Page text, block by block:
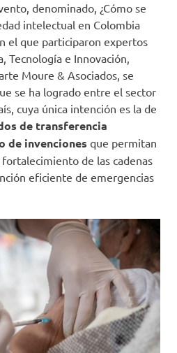
denominado, ¿Cómo se
intelectual en Colombia
el que participaron expertos
Tecnología e Innovación,
Moure & Asociados, se
se ha logrado entre el sector
cuya única intención es la de
de transferencia
de invenciones que permitan
de las cadenas
eficiente de emergencias